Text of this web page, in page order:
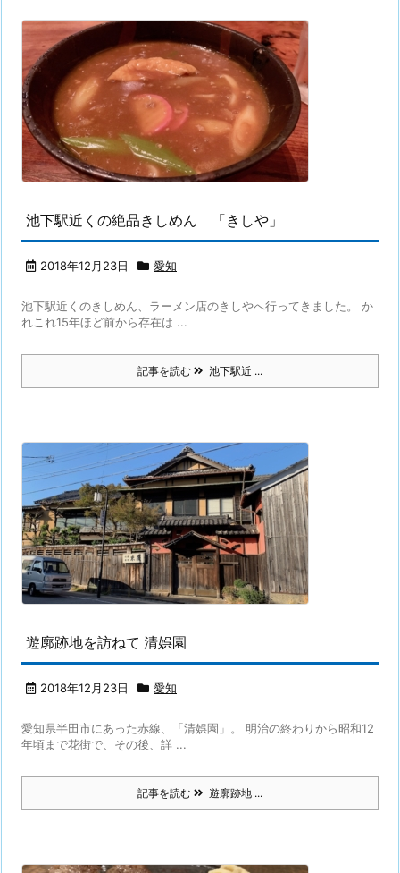
池下駅近くの絶品きしめん 「きしや」
2018年12月23日 愛知
池下駅近くのきしめん、ラーメン店のきしやへ行ってきました。 か
れこれ15年ほど前から存在は ...
記事を読む 池下駅近 ...
遊廓跡地を訪ねて 清娯園
2018年12月23日 愛知
愛知県半田市にあった赤線、「清娯園」。 明治の終わりから昭和12
年頃まで花街で、その後、詳 ...
記事を読む 遊廓跡地 ...